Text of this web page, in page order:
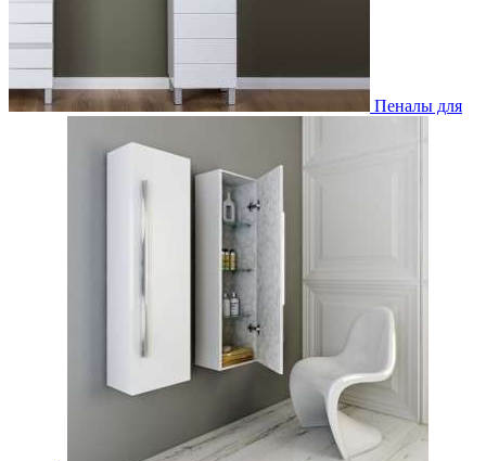
Пеналы для